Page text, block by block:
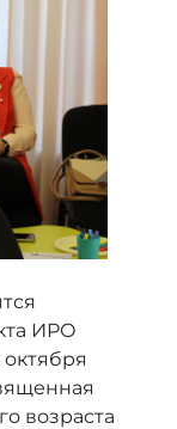
ИРО
возраста